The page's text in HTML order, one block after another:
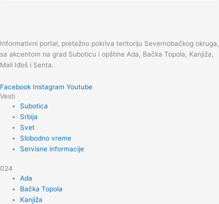
Informativni portal, pretežno pokriva teritoriju Severnobačkog okruga,
sa akcentom na grad Suboticu i opštine Ada, Bačka Topola, Kanjiža,
Mali Iđoš i Senta.
Facebook Instagram Youtube
Vesti
Subotica
Srbija
Svet
Slobodno vreme
Servisne informacije
024
Ada
Bačka Topola
Kanjiža